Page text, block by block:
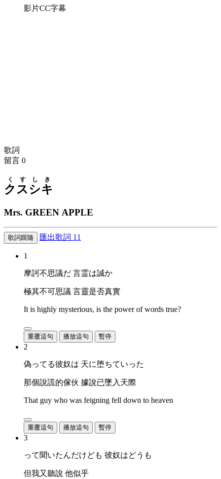
影片CC字幕
歌詞
留言 0
クス
くす
シキ
しき
Mrs. GREEN APPLE
歌詞跟隨 匯出歌詞 11
1
摩訶不思議だ 言霊は誠か
極其不可思議 言靈是否真實
It is highly mysterious, is the power of words true?
重覆這句 播放這句 暫停
2
偽ってる彼奴は 天に堕ちていった
那個說謊的傢伙 據說已墜入天際
That guy who was feigning fell down to heaven
重覆這句 播放這句 暫停
3
って聞いたんだけども 彼奴はどうも
但我又聽說 他似乎